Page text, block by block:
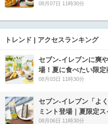
08月07日 11時30分
トレンド | アクセスランキング
セブン‐イレブンに爽
場！夏に食べたい限定
08月03日 11時30分
セブン‐イレブン「よ
ミント登場｜夏限定
08月06日 11時30分